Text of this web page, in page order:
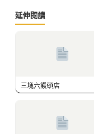
延伸閱讀
三塊六饅頭店